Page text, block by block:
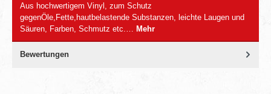
Aus hochwertigem Vinyl, zum Schutz
gegenÖle,Fette,hautbelastende Substanzen, leichte Laugen und
Säuren, Farben, Schmutz etc.… Mehr
Bewertungen